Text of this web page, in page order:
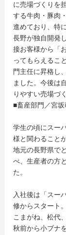
に売場づくりを
する牛肉・豚肉
進めており、特
長野が独自開発
接お客様から「
ってもらえるこ
門主任に昇格し
ました。今後は
りやすい売場づ
■畜産部門／宮
学生の頃にスー
様と関わること
地元の長野県で
べ、生産者の方
た。
入社後は「スー
修からスタート
こまがね、松代
秋前から小ブナ